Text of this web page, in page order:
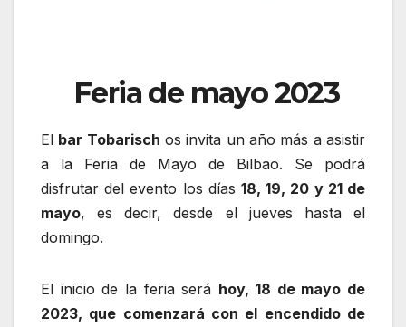
Feria de mayo 2023
El bar Tobarisch os invita un año más a asistir
a la Feria de Mayo de Bilbao. Se podrá
disfrutar del evento los días 18, 19, 20 y 21 de
mayo, es decir, desde el jueves hasta el
domingo.
El inicio de la feria será hoy, 18 de mayo de
2023, que comenzará con el encendido de